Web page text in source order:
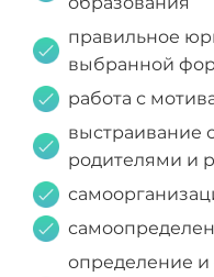
правильное
выбранной
работа с
выстраивание
родителями и
определение и